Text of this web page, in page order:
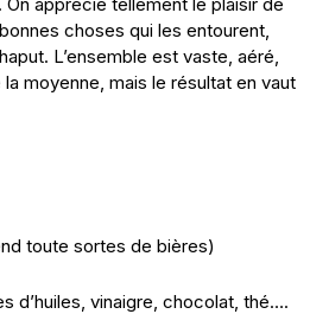
choses qui les entourent,
L’ensemble est vaste, aéré,
moyenne, mais le résultat en vaut
toute sortes de bières)
d’huiles, vinaigre, chocolat, thé….